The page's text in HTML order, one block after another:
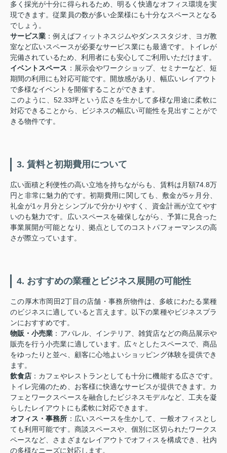
多く採光が十分に得られるため、明るく快適なオフィス環境を実
現できます。従業員の数が多い企業様にも十分なスペースとなる
でしょう。
サービス業 ：例えばフィットネスジムやダンススタジオ、ヨガ教
室など広いスペースが必要なサービス業にも最適です。トイレが
完備されているため、利用者にも安心してご利用いただけます。
イベントスペース ：展示会やワークショップ、セミナーなど、短
期間の利用にも対応可能です。開放感があり、幅広いレイアウト
で多様なイベントを開催することができます。
このように、52.33坪という広さを生かして多様な用途に柔軟に
対応できることから、ビジネスの幅広い可能性を見出すことがで
きる物件です。
3. 賃料と初期費用について
広い面積と利便性の高い立地を持ちながらも、賃料は月額74.8万
円と非常に魅力的です。初期費用に関しても、敷金が5ヶ月分、
礼金が1ヶ月分とシンプルで分かりやすく、資金計画が立てやす
いのも魅力です。広いスペースを確保しながら、予算に見合った
事業展開が可能となり、拠点としてのコストパフォーマンスの高
さが際立っています。
4. おすすめの業種とビジネス展開の可能性
この厚木市岡田2丁目の店舗・事務所物件は、多岐にわたる業種
のビジネスに適していると言えます。以下の業種やビジネスプラ
ンにおすすめです。
物販・小売業 ：アパレル、インテリア、雑貨店などの商品展示や
販売を行う小売業に適しています。広々としたスペースで、商品
をゆったりと並べ、顧客に心地よいショッピング体験を提供でき
ます。
飲食店 ：カフェやレストランとしても十分に機能する広さです。
トイレ完備のため、お客様に快適なサービスが提供できます。カ
フェとワークスペースを融合したビジネスモデルなど、工夫を凝
らしたレイアウトにも柔軟に対応できます。
オフィス・事務所 ：広いスペースを生かして、一般オフィスとし
ても利用可能です。商談スペースや、個別に区切られたワークス
ペースなど、さまざまなレイアウトでオフィスを構成でき、社内
の多様なニーズに対応します。